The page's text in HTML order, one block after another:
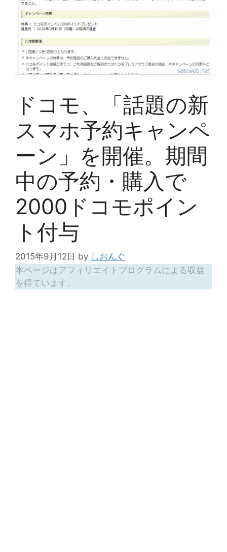
ドコモ、「話題の新
スマホ予約キャンペ
ーン」を開催。期間
中の予約・購入で
2000ドコモポイン
ト付与
2015年9月12日 by しおんぐ
本ページはアフィリエイトプログラムによる収益
を得ています。